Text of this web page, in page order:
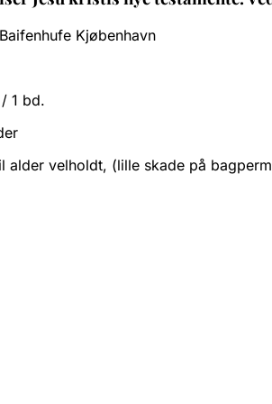
Kjøbenhavn
1 bd.
alder velholdt, (lille skade på